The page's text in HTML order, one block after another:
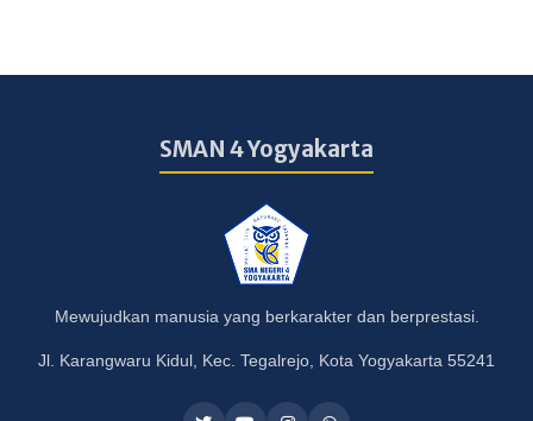
SMAN 4 Yogyakarta
Mewujudkan manusia yang berkarakter dan berprestasi.
Jl. Karangwaru Kidul, Kec. Tegalrejo, Kota Yogyakarta 55241